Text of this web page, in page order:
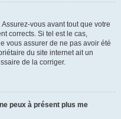
vous avant tout que votre
corrects. Si tel est le cas,
vous assurer de ne pas avoir été
du site internet ait un
de la corriger.
peux à présent plus me